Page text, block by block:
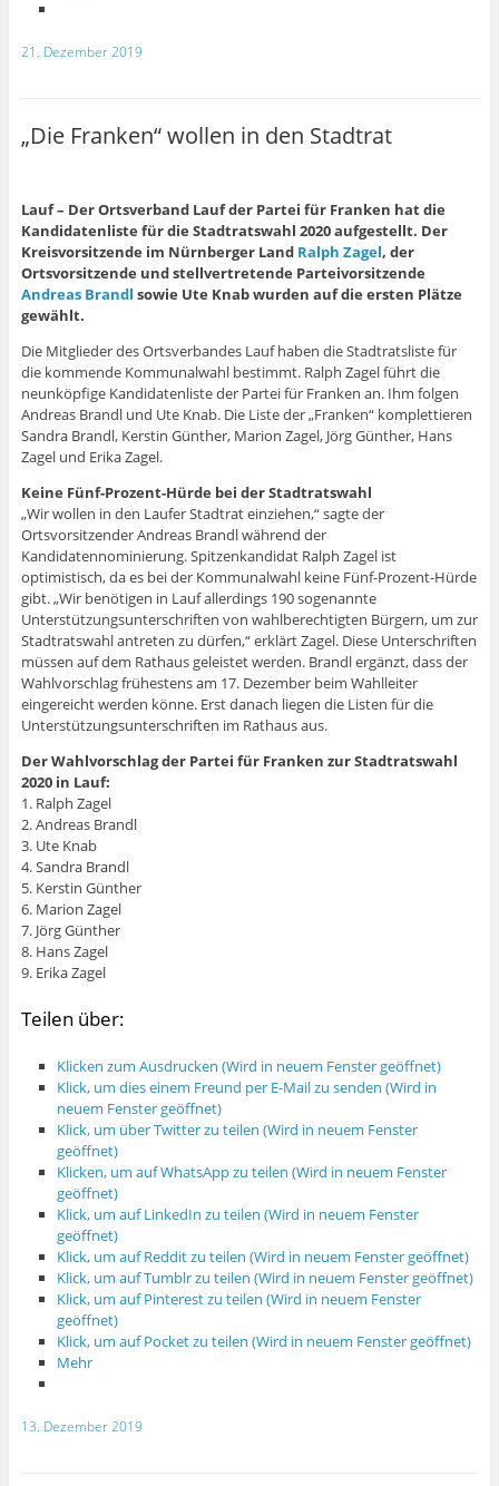
21. Dezember 2019
„Die Franken“ wollen in den Stadtrat
Lauf – Der Ortsverband Lauf der Partei für Franken hat die
Kandidatenliste für die Stadtratswahl 2020 aufgestellt. Der
Kreisvorsitzende im Nürnberger Land Ralph Zagel, der
Ortsvorsitzende und stellvertretende Parteivorsitzende
Andreas Brandl sowie Ute Knab wurden auf die ersten Plätze
gewählt.
Die Mitglieder des Ortsverbandes Lauf haben die Stadtratsliste für
die kommende Kommunalwahl bestimmt. Ralph Zagel führt die
neunköpfige Kandidatenliste der Partei für Franken an. Ihm folgen
Andreas Brandl und Ute Knab. Die Liste der „Franken“ komplettieren
Sandra Brandl, Kerstin Günther, Marion Zagel, Jörg Günther, Hans
Zagel und Erika Zagel.
Keine Fünf-Prozent-Hürde bei der Stadtratswahl
„Wir wollen in den Laufer Stadtrat einziehen,“ sagte der
Ortsvorsitzender Andreas Brandl während der
Kandidatennominierung. Spitzenkandidat Ralph Zagel ist
optimistisch, da es bei der Kommunalwahl keine Fünf-Prozent-Hürde
gibt. „Wir benötigen in Lauf allerdings 190 sogenannte
Unterstützungsunterschriften von wahlberechtigten Bürgern, um zur
Stadtratswahl antreten zu dürfen,“ erklärt Zagel. Diese Unterschriften
müssen auf dem Rathaus geleistet werden. Brandl ergänzt, dass der
Wahlvorschlag frühestens am 17. Dezember beim Wahlleiter
eingereicht werden könne. Erst danach liegen die Listen für die
Unterstützungsunterschriften im Rathaus aus.
Der Wahlvorschlag der Partei für Franken zur Stadtratswahl
2020 in Lauf:
1. Ralph Zagel
2. Andreas Brandl
3. Ute Knab
4. Sandra Brandl
5. Kerstin Günther
6. Marion Zagel
7. Jörg Günther
8. Hans Zagel
9. Erika Zagel
Teilen über:
Klicken zum Ausdrucken (Wird in neuem Fenster geöffnet)
Klick, um dies einem Freund per E-Mail zu senden (Wird in
neuem Fenster geöffnet)
Klick, um über Twitter zu teilen (Wird in neuem Fenster
geöffnet)
Klicken, um auf WhatsApp zu teilen (Wird in neuem Fenster
geöffnet)
Klick, um auf LinkedIn zu teilen (Wird in neuem Fenster
geöffnet)
Klick, um auf Reddit zu teilen (Wird in neuem Fenster geöffnet)
Klick, um auf Tumblr zu teilen (Wird in neuem Fenster geöffnet)
Klick, um auf Pinterest zu teilen (Wird in neuem Fenster
geöffnet)
Klick, um auf Pocket zu teilen (Wird in neuem Fenster geöffnet)
Mehr
13. Dezember 2019